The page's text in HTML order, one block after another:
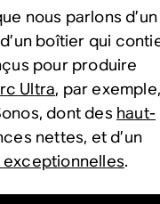
nous parlons d’un
boîtier qui
pour produire
Ultra, par exemple,
dont des haut-
nettes, et d’un
exceptionnelles.